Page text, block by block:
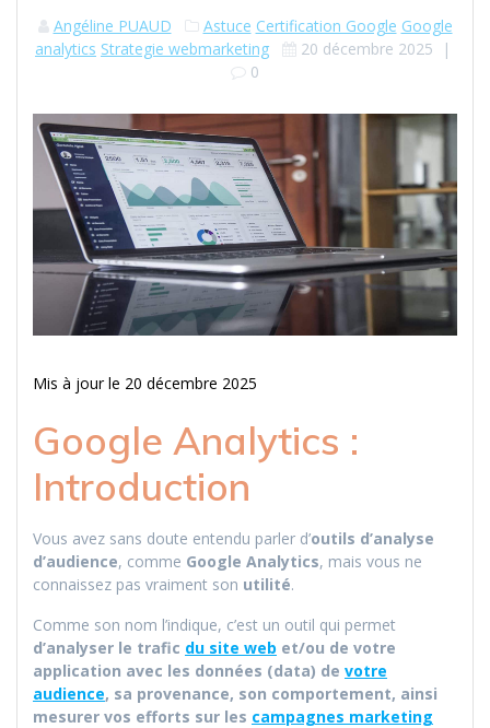
Angéline PUAUD Astuce Certification Google Google
analytics Strategie webmarketing 20 décembre 2025 |
0
Mis à jour le 20 décembre 2025
Google Analytics :
Introduction
Vous avez sans doute entendu parler d’outils d’analyse
d’audience, comme Google Analytics, mais vous ne
connaissez pas vraiment son utilité.
Comme son nom l’indique, c’est un outil qui permet
d’analyser le trafic du site web et/ou de votre
application avec les données (data) de votre
audience, sa provenance, son comportement, ainsi
mesurer vos efforts sur les campagnes marketing